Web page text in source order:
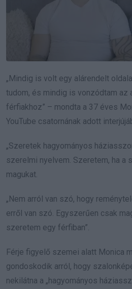
„Mindig is volt egy alárendelt
tudom, és mindig is vonzódtam az
férfiakhoz” – mondta a 37 éves
YouTube csatornának adott
„Szeretek hagyományos
szerelmi nyelvem. Szeretem, ha a
magukat.
„Nem arról van szó, hogy
erről van szó. Egyszerűen csak
szeretem egy férfiban”.
Férje figyelő szemei alatt Monica
gondoskodik arról, hogy
nekilátna a „hagyományos